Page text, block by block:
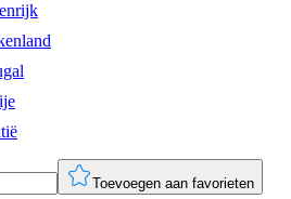
Toevoegen aan favorieten